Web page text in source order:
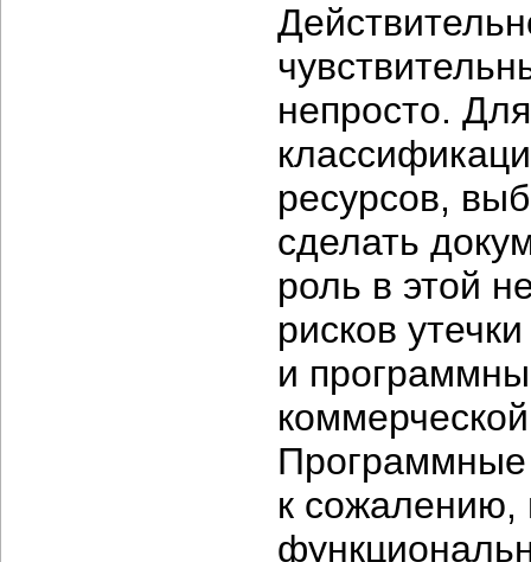
непросто.
ресурсов,
сделать
роль в этой
рисков
и
Программные
к сожалению,